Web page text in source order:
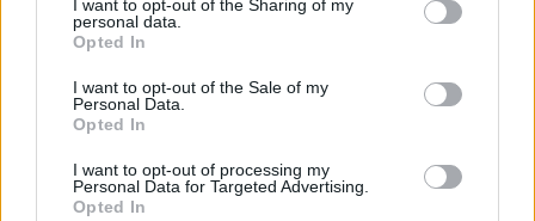
not limited to your visit or usage behaviour. You may click to
grant or deny consent to Google and its third-party tags to
use your data for below specified purposes in below Google
consent section.
I want to opt-out of the Sharing of my
personal data.
Opted In
I want to opt-out of the Sale of my
Personal Data.
Opted In
I want to opt-out of processing my
Personal Data for Targeted Advertising.
Opted In
mensuales).
Requisitos
Los solicitantes deben contar un título de Grado o
Máster.